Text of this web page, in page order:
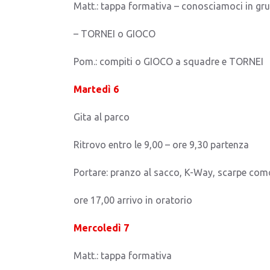
Matt.: tappa formativa – conosciamoci in
– TORNEI o GIOCO
Pom.: compiti o GIOCO a squadre e TORNEI
Martedì 6
Gita al parco
Ritrovo entro le 9,00 – ore 9,30 partenza
Portare: pranzo al sacco, K-Way, scarpe
ore 17,00 arrivo in oratorio
Mercoledì 7
Matt.: tappa formativa